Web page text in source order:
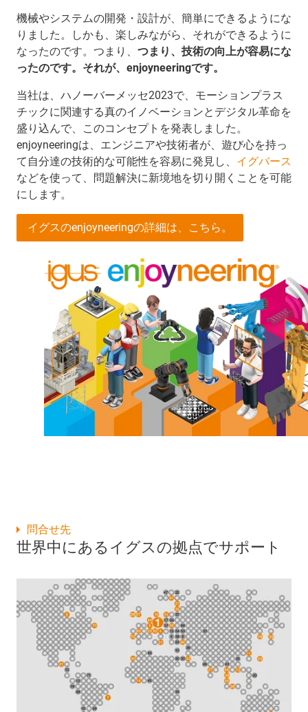
機械やシステムの開発・設計が、簡単にできるようにな
りました。しかも、楽しみながら、それができるように
なったのです。つまり、 つまり、技術の向上が容易にな
ったのです。それが、enjoyneeringです。
当社は、ハノーバーメッセ2023で、モーションプラス
チックに関連する真のイノベーションとデジタル革命を
盛り込んで、このコンセプトを発表しました。
enjoyneeringは、エンジニアや技術者が、遊び心を持っ
て自分達の技術的な可能性を容易に発見し、 イグバース
などを使って、問題解決に新境地を切り開くことを可能
にします。
イグスのenjoyneeringの詳細は、こちら。
世界中にあるイグスの拠点でサポート
問合せ先